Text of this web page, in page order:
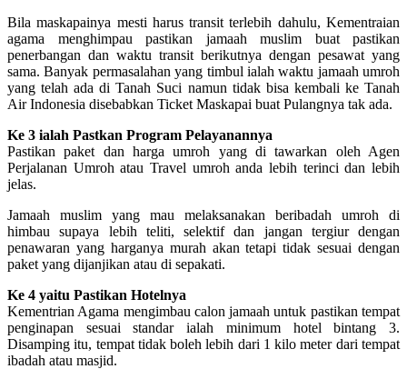
Bila maskapainya mesti harus transit terlebih dahulu, Kementraian
agama menghimpau pastikan jamaah muslim buat pastikan
penerbangan dan waktu transit berikutnya dengan pesawat yang
sama. Banyak permasalahan yang timbul ialah waktu jamaah umroh
yang telah ada di Tanah Suci namun tidak bisa kembali ke Tanah
Air Indonesia disebabkan Ticket Maskapai buat Pulangnya tak ada.
Ke 3 ialah Pastkan Program Pelayanannya
Pastikan paket dan harga umroh yang di tawarkan oleh Agen
Perjalanan Umroh atau Travel umroh anda lebih terinci dan lebih
jelas.
Jamaah muslim yang mau melaksanakan beribadah umroh di
himbau supaya lebih teliti, selektif dan jangan tergiur dengan
penawaran yang harganya murah akan tetapi tidak sesuai dengan
paket yang dijanjikan atau di sepakati.
Ke 4 yaitu Pastikan Hotelnya
Kementrian Agama mengimbau calon jamaah untuk pastikan tempat
penginapan sesuai standar ialah minimum hotel bintang 3.
Disamping itu, tempat tidak boleh lebih dari 1 kilo meter dari tempat
ibadah atau masjid.